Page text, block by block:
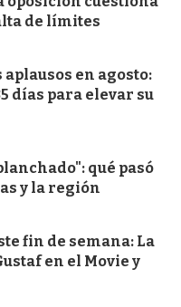
de límites
en agosto:
días para elevar su
qué pasó
y la región
fin de semana: La
en el Movie y